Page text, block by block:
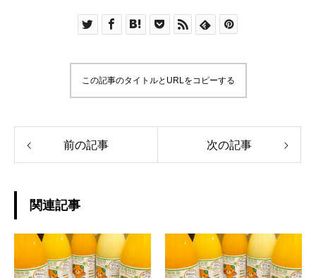
この記事のタイトルとURLをコピーする
前の記事 次の記事
関連記事